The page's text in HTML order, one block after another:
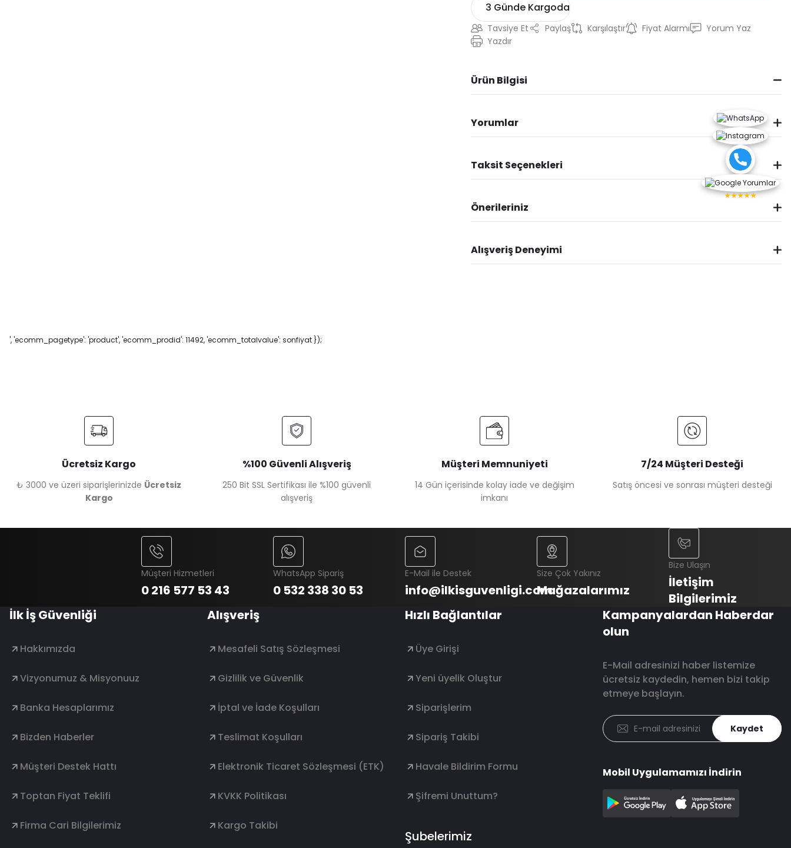
3 Günde Kargoda
Tavsiye Et Paylaş Karşılaştır Fiyat Alarmı
Yorum Yaz
Yazdır
Ürün Bilgisi
Yorumlar
Taksit Seçenekleri
Önerileriniz
Alışveriş Deneyimi
', 'ecomm_pagetype': 'product', 'ecomm_prodid': 11492, 'ecomm_totalvalue': sonfiyat });
Ücretsiz Kargo
₺ 3000 ve üzeri siparişlerinizde Ücretsiz
Kargo
%100 Güvenli Alışveriş
250 Bit SSL Sertifikası ile %100 güvenli
alışveriş
Müşteri Memnuniyeti
14 Gün içerisinde kolay iade ve değişim
imkanı
7/24 Müşteri Desteği
Satış öncesi ve sonrası müşteri desteği
Müşteri Hizmetleri
0 216 577 53 43
WhatsApp Sipariş
0 532 338 30 53
E-Mail ile Destek
info@ilkisguvenligi.com
Size Çok Yakınız
Mağazalarımız
Bize Ulaşın
İletişim
Bilgilerimiz
İlk İş Güvenliği
Hakkımızda
Vizyonumuz & Misyonuuz
Banka Hesaplarımız
Bizden Haberler
Müşteri Destek Hattı
Toptan Fiyat Teklifi
Firma Cari Bilgilerimiz
Alışveriş
Mesafeli Satış Sözleşmesi
Gizlilik ve Güvenlik
İptal ve İade Koşulları
Teslimat Koşulları
Elektronik Ticaret Sözleşmesi (ETK)
KVKK Politikası
Kargo Takibi
Hızlı Bağlantılar
Üye Girişi
Yeni üyelik Oluştur
Siparişlerim
Sipariş Takibi
Havale Bildirim Formu
Şifremi Unuttum?
Şubelerimiz
★★★★★
Kampanyalardan Haberdar
olun
E-Mail adresinizi haber listemize
ücretsiz kaydedin, hemen bizi takip
etmeye başlayın.
Kaydet
Mobil Uygulamamızı İndirin